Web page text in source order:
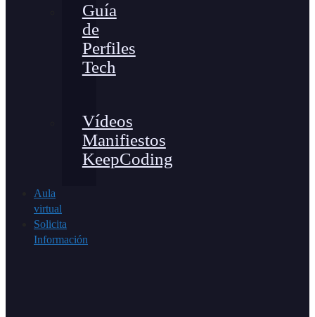
Guía
de
Perfiles
Tech
Vídeos
Manifiestos
KeepCoding
Aula
virtual
Solicita
Información